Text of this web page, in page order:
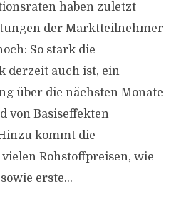
haben zuletzt
der Marktteilnehmer
So stark die
derzeit auch ist, ein
über die nächsten Monate
von Basiseffekten
kommt die
Rohstoffpreisen, wie
erste...